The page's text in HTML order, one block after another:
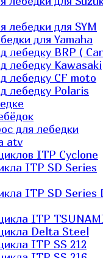
лебедки для SYM
для Yamaha
лебедку BRP (
лебедку Kawasaki
лебедку СF moto
лебедку Polaris
для лебедки
atv
ITP Cyclone
ITP SD Series
ITP SD Series
ITP
Delta Steel
ITP SS 212